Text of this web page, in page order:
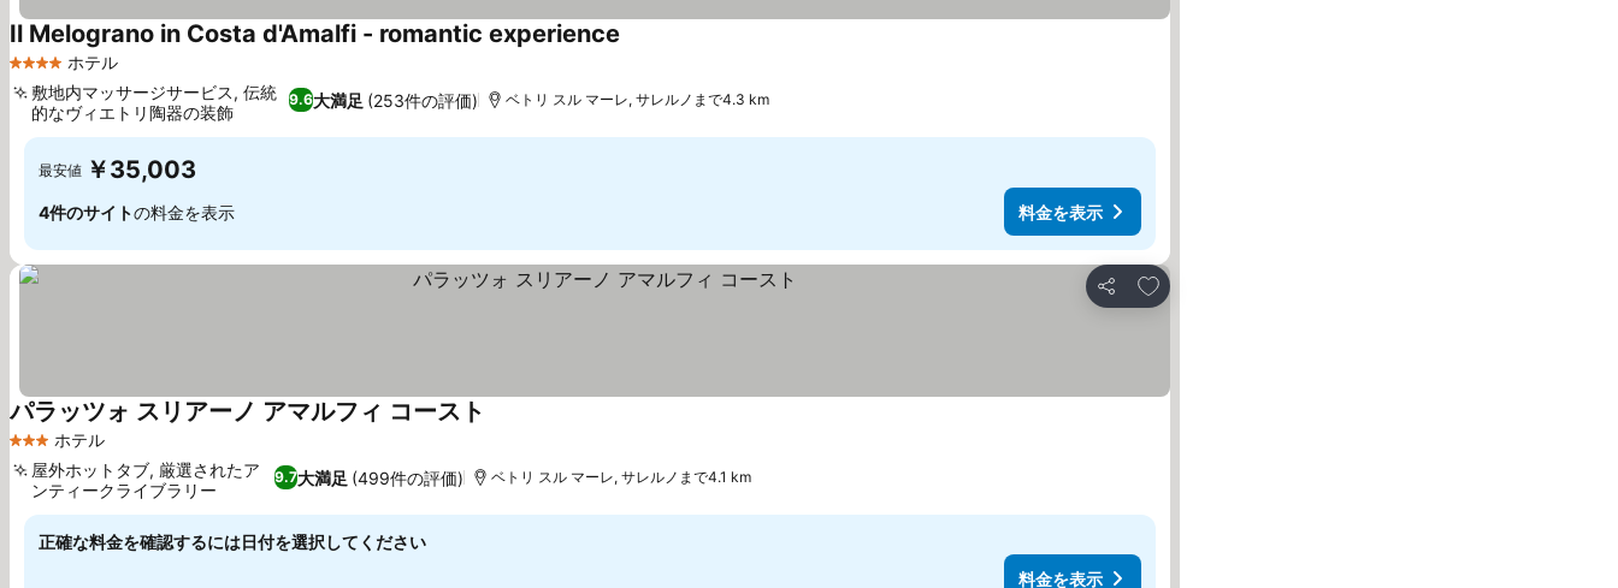
4 ホテルのランク
ホテル
Il Melograno in Costa d'Amalfi - romantic experience
9.6大満足 (253件の評価)
敷地内マッサージサービス, 伝統
的なヴィエトリ陶器の装飾
ベトリ スル マーレ, サレルノまで4.3 km
最安値 ￥35,003
4件のサイトの料金を表示 料金を表示
シェア
お気に入りに追加
3 ホテルのランク
ホテル
パラッツォ スリアーノ アマルフィ コースト
9.7大満足 (499件の評価)
屋外ホットタブ, 厳選されたア
ンティークライブラリー
ベトリ スル マーレ, サレルノまで4.1 km
正確な料金を確認するには日付を選択してください
料金を表示